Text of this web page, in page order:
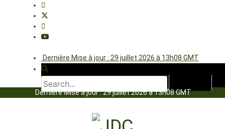
Dernière Mise à jour : 29 juillet 2026 à 13h08 GMT
Dernière Mise à jour : 29 juillet 2026 à 13h08 GMT